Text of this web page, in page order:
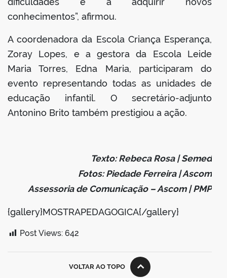
conhecimentos”, afirmou.
A coordenadora da Escola Criança Esperança,
Zoray Lopes, e a gestora da Escola Leide
Maria Torres, Edna Maria, participaram do
evento representando todas as unidades de
educação infantil. O secretário-adjunto
Antonino Brito também prestigiou a ação.
Texto: Rebeca Rosa | Semed
Fotos: Piedade Ferreira | Ascom
Assessoria de Comunicação – Ascom | PMP
{gallery}MOSTRAPEDAGOGICA{/gallery}
Post Views: 642
VOLTAR AO TOPO